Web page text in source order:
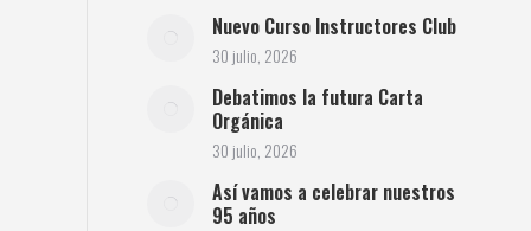
Nuevo Curso Instructores Club
30 julio, 2026
Debatimos la futura Carta
Orgánica
30 julio, 2026
Así vamos a celebrar nuestros
95 años